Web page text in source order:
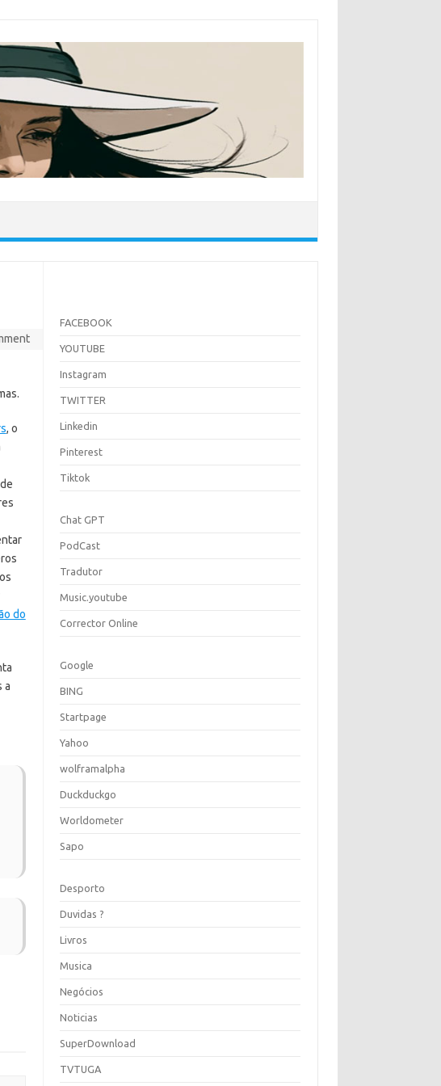
, o
do
a
FACEBOOK
YOUTUBE
Instagram
TWITTER
Linkedin
Pinterest
Tiktok
Chat GPT
PodCast
Tradutor
Music.youtube
Corrector Online
Google
BING
Startpage
Yahoo
wolframalpha
Duckduckgo
Worldometer
Sapo
Desporto
Duvidas ?
Livros
Musica
Negócios
Noticias
SuperDownload
TVTUGA